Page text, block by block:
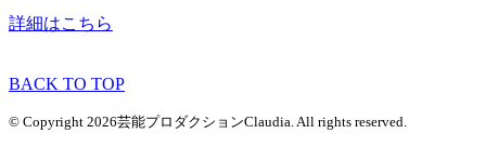
詳細はこちら
BACK TO TOP
© Copyright 2026芸能プロダクションClaudia. All rights reserved.